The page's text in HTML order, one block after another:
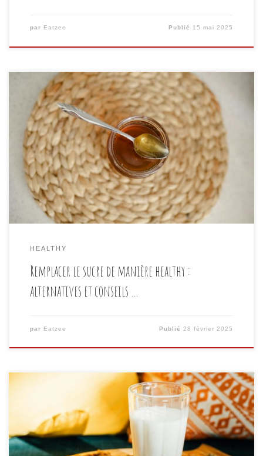
par Eatzee Publié 15 mai 2025
Le sucre raffiné est omniprésent dans notre
alimentation moderne, et ses effets sur la santé sont
de plus en plus décriés. En excès, il est associé à des
problèmes de surpoids, de diabète de type 2 et même
de maladies cardiovasculaires. Pourtant, il est difficile
de s’en passer, car il […]
HEALTHY
Remplacer le sucre de manière healthy :
alternatives et conseils …
par Eatzee Publié28 février 2025
Le lait occupe une place importante dans notre
alimentation quotidienne. Que ce soit dans le café du
matin, les recettes de gâteaux, les sauces ou encore
les plats gratinés, il est omniprésent. Pourtant, pour